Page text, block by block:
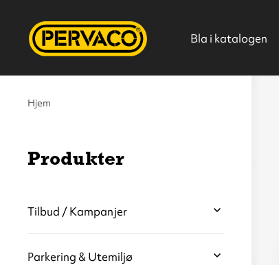
Bla i katalogen
Hjem
Produkter
Hjem
Tilbud / Kampanjer
Parkering & Utemiljø